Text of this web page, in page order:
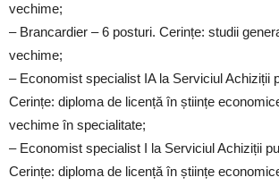
vechime;
– Brancardier – 6 posturi. Cerințe: studii
vechime;
– Economist specialist IA la Serviciul Achiziții
Cerințe: diploma de licență în științe
vechime în specialitate;
– Economist specialist I la Serviciul Achiziții
Cerințe: diploma de licență în științe